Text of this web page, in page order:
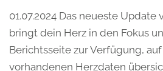
01.07.2024 Das neueste Update
bringt dein Herz in den Fokus
Berichtsseite zur Verfügung,
vorhandenen Herzdaten